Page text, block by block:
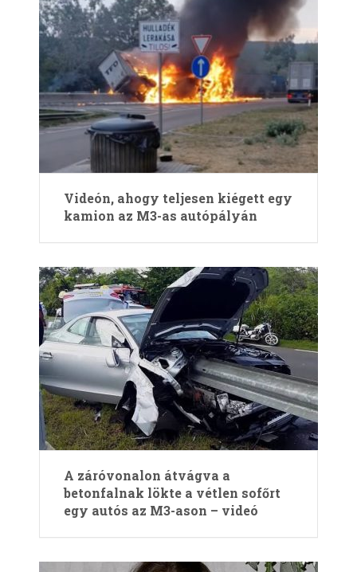
Videón, ahogy teljesen kiégett egy
kamion az M3-as autópályán
A záróvonalon átvágva a
betonfalnak lökte a vétlen sofőrt
egy autós az M3-ason – videó